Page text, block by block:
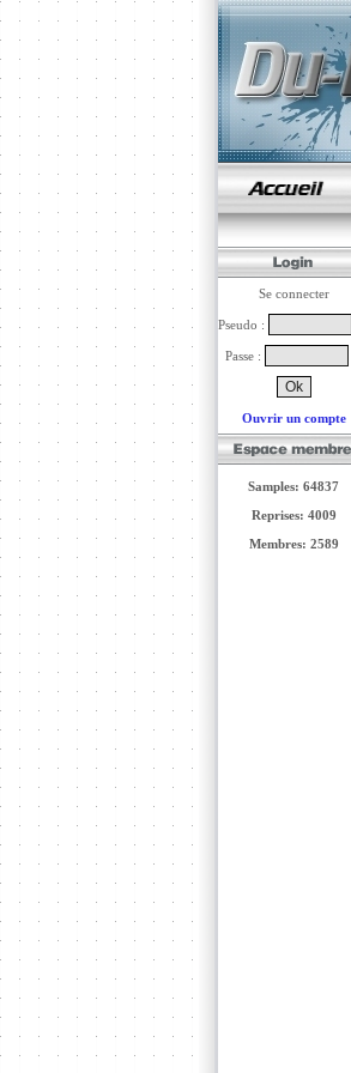
Se connecter
Pseudo :
Passe :
Ouvrir un compte
Samples: 64837
Reprises: 4009
Membres: 2589